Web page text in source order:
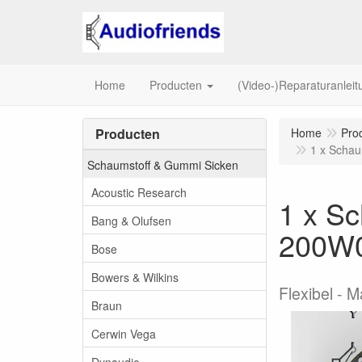
Home Producten (Video-
Producten
Schaumstoff & Gummi Sicken
Acoustic Research
Bang & Olufsen
Bose
Bowers & Wilkins
Braun
Cerwin Vega
Home
1 x
1 x
Flexibel -